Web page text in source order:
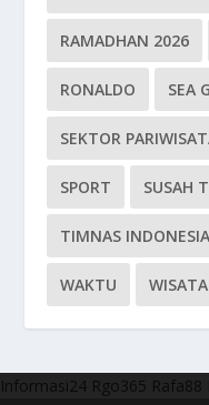
RAMADHAN 2026
RONALDO SEA
SEKTOR
SPORT SUSAH
TIMNAS INDONESIA
WAKTU WISATA
Informasi24 Rgo365 Rafa88